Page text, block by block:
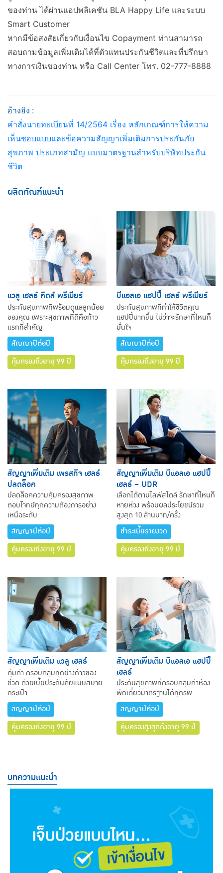
ของท่าน ได้ผ่านแอปพลิเคชัน BLA Happy Life และระบบ
Smart Customer
หากมีข้อสงสัยเกี่ยวกับเงื่อนไข Copayment ท่านสามารถ
สอบถามข้อมูลเพิ่มเติมได้ที่ตัวแทนประกันชีวิตและที่ปรึกษา
ทางการเงินของท่าน หรือ Call Center โทร. 02-777-8888
อ้างอิง :
คำสั่งนายทะเบียนที่ 14/2564 เรื่อง หลักเกณฑ์การให้ความ
เห็นชอบแบบและข้อความสัญญาเพิ่มเติมการประกันภัย
สุขภาพ ประเภทสามัญ แบบมาตรฐานสำหรับบริษัทประกัน
ชีวิต
ผลิตภัณฑ์แนะนำ
แวลู เฮลธ์ คิดส์ พรีเมียร์
ประกันสุขภาพที่พร้อมดูแลลูกน้อย
ของคุณ เพราะสุขภาพที่ดีคือก้าว
แรกที่สำคัญ
สัญญาปีต่อปี
คุ้มครองถึงอายุ 99 ปี
บีแอลเอ แฮปปี้ เฮลธ์ พรีเมียร์
ประกันสุขภาพที่ทำให้ชีวิตคุณ
แฮปปี้มากขึ้น ไม่ว่าจะรักษาที่ไหนก็
มั่นใจ
สัญญาปีต่อปี
คุ้มครองถึงอายุ 99 ปี
สัญญาเพิ่มเติม เพรสทีจ เฮลธ์
ปลดล็อค
ปลดล็อคความคุ้มครองสุขภาพ
ตอบโจทย์ทุกความต้องการอย่าง
เหนือระดับ
สัญญาปีต่อปี
คุ้มครองถึงอายุ 99 ปี
สัญญาเพิ่มเติม บีแอลเอ แฮปปี้
เฮลธ์ – UDR
เลือกได้ตามไลฟ์สไตล์ รักษาที่ไหนก็
หายห่วง พร้อมผลประโยชน์รวม
สูงสุด 10 ล้านบาท/ครั้ง
ชำระเบี้ยรายงวด
คุ้มครองถึงอายุ 99 ปี
สัญญาเพิ่มเติม แวลู เฮลธ์
คุ้มค่า ครอบคลุมทุกย่างก้าวของ
ชีวิต ด้วยเบี้ยประกันภัยแบบสบาย
กระเป๋า
สัญญาปีต่อปี
คุ้มครองถึงอายุ 99 ปี
สัญญาเพิ่มเติม บีแอลเอ แฮปปี้
เฮลธ์
ประกันสุขภาพที่ครอบคลุมค่าห้อง
พักเดี่ยวมาตรฐานได้ทุกรพ.
สัญญาปีต่อปี
คุ้มครองสูงสุดถึงอายุ 99 ปี
บทความแนะนำ